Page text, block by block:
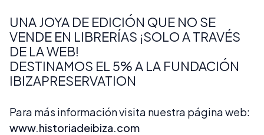
UNA JOYA DE EDICIÓN QUE NO SE
VENDE EN LIBRERÍAS ¡SOLO A TRAVÉS
DE LA WEB!
DESTINAMOS EL 5% A LA FUNDACIÓN
IBIZAPRESERVATION
Para más información visita nuestra página web:
www.historiadeibiza.com